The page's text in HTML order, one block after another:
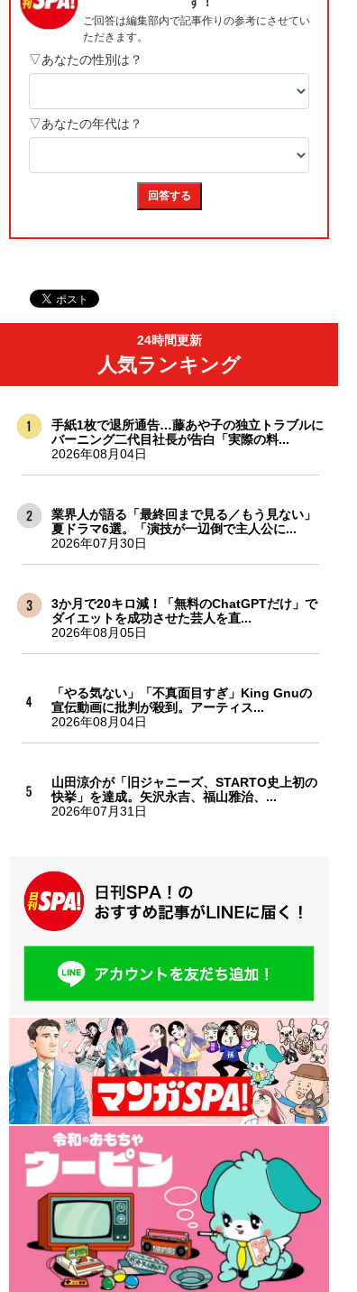
24時間更新
人気ランキング
手紙1枚で退所通告…藤あや子の独立トラブルに
バーニング二代目社長が告白「実際の料...
2026年08月04日
業界人が語る「最終回まで見る／もう見ない」
夏ドラマ6選。「演技が一辺倒で主人公に...
2026年07月30日
3か月で20キロ減！「無料のChatGPTだけ」で
ダイエットを成功させた芸人を直...
2026年08月05日
「やる気ない」「不真面目すぎ」King Gnuの
宣伝動画に批判が殺到。アーティス...
2026年08月04日
山田涼介が「旧ジャニーズ、STARTO史上初の
快挙」を達成。矢沢永吉、福山雅治、...
2026年07月31日